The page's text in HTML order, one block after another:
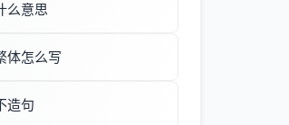
么意思
体怎么写
造句